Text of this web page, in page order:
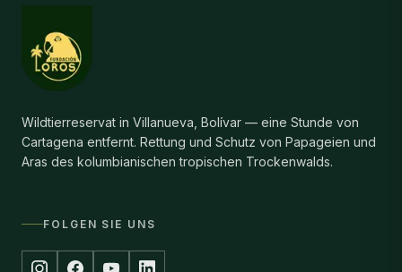
Wildtierreservat in Villanueva, Bolívar — eine Stunde von
Cartagena entfernt. Rettung und Schutz von Papageien und
Aras des kolumbianischen tropischen Trockenwalds.
FOLGEN SIE UNS